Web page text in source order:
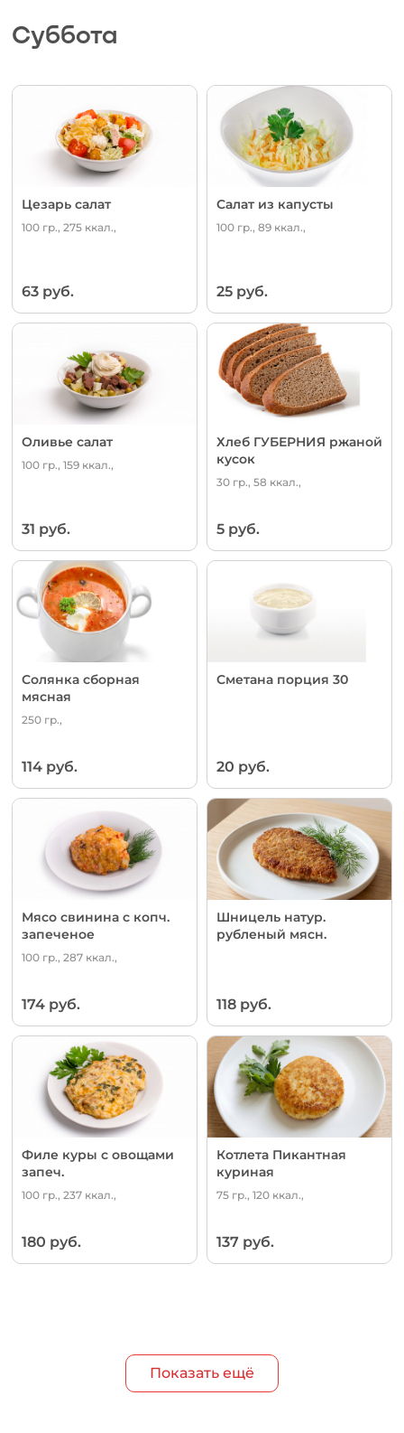
Суббота
Цезарь салат
100 гр., 275 ккал.,
63 руб.
Салат из капусты
100 гр., 89 ккал.,
25 руб.
Оливье салат
100 гр., 159 ккал.,
31 руб.
Хлеб ГУБЕРНИЯ ржаной
кусок
30 гр., 58 ккал.,
5 руб.
Солянка сборная
мясная
250 гр.,
114 руб.
Сметана порция 30
20 руб.
Мясо свинина с копч.
запеченое
100 гр., 287 ккал.,
174 руб.
Шницель натур.
рубленый мясн.
118 руб.
Филе куры с овощами
запеч.
100 гр., 237 ккал.,
180 руб.
Котлета Пикантная
куриная
75 гр., 120 ккал.,
137 руб.
Показать ещё